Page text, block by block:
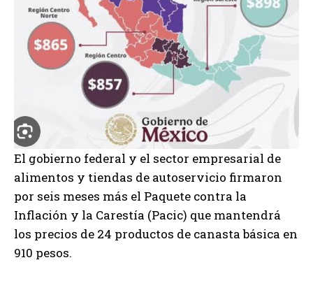
El gobierno federal y el sector empresarial de
alimentos y tiendas de autoservicio firmaron
por seis meses más el Paquete contra la
Inflación y la Carestía (Pacic) que mantendrá
los precios de 24 productos de canasta básica en
910 pesos.